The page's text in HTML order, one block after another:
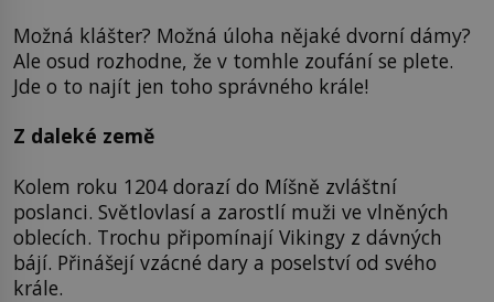
Možná klášter? Možná úloha nějaké dvorní dámy?
Ale osud rozhodne, že v tomhle zoufání se plete.
Jde o to najít jen toho správného krále!
Z daleké země
Kolem roku 1204 dorazí do Míšně zvláštní
poslanci. Světlovlasí a zarostlí muži ve vlněných
oblecích. Trochu připomínají Vikingy z dávných
bájí. Přinášejí vzácné dary a poselství od svého
krále.